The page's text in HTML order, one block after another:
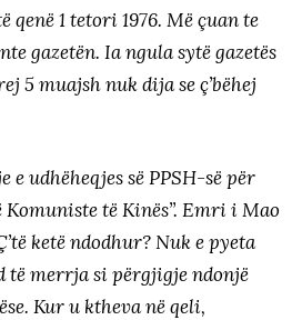
qenë 1 tetori 1976. Më çuan te
gazetën. Ia ngula sytë gazetës
5 muajsh nuk dija se ç’bëhej
e udhëheqjes së PPSH-së për
të Kinës”. Emri i Mao
ketë ndodhur? Nuk e pyeta
të merrja si përgjigje ndonjë
Kur u ktheva në qeli,